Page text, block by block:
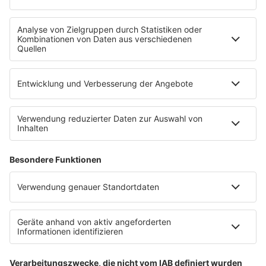
Uniklinik Tübingen eröffnet neues
Fahrradparkhaus
Die Uniklinik Tübingen hat ein neues Fahrradparkhaus
eröffnet. Direkt an der Medizinischen Klinik bietet es
E-Bikes über eine Photovoltaikanlage auf dem …
Impressum